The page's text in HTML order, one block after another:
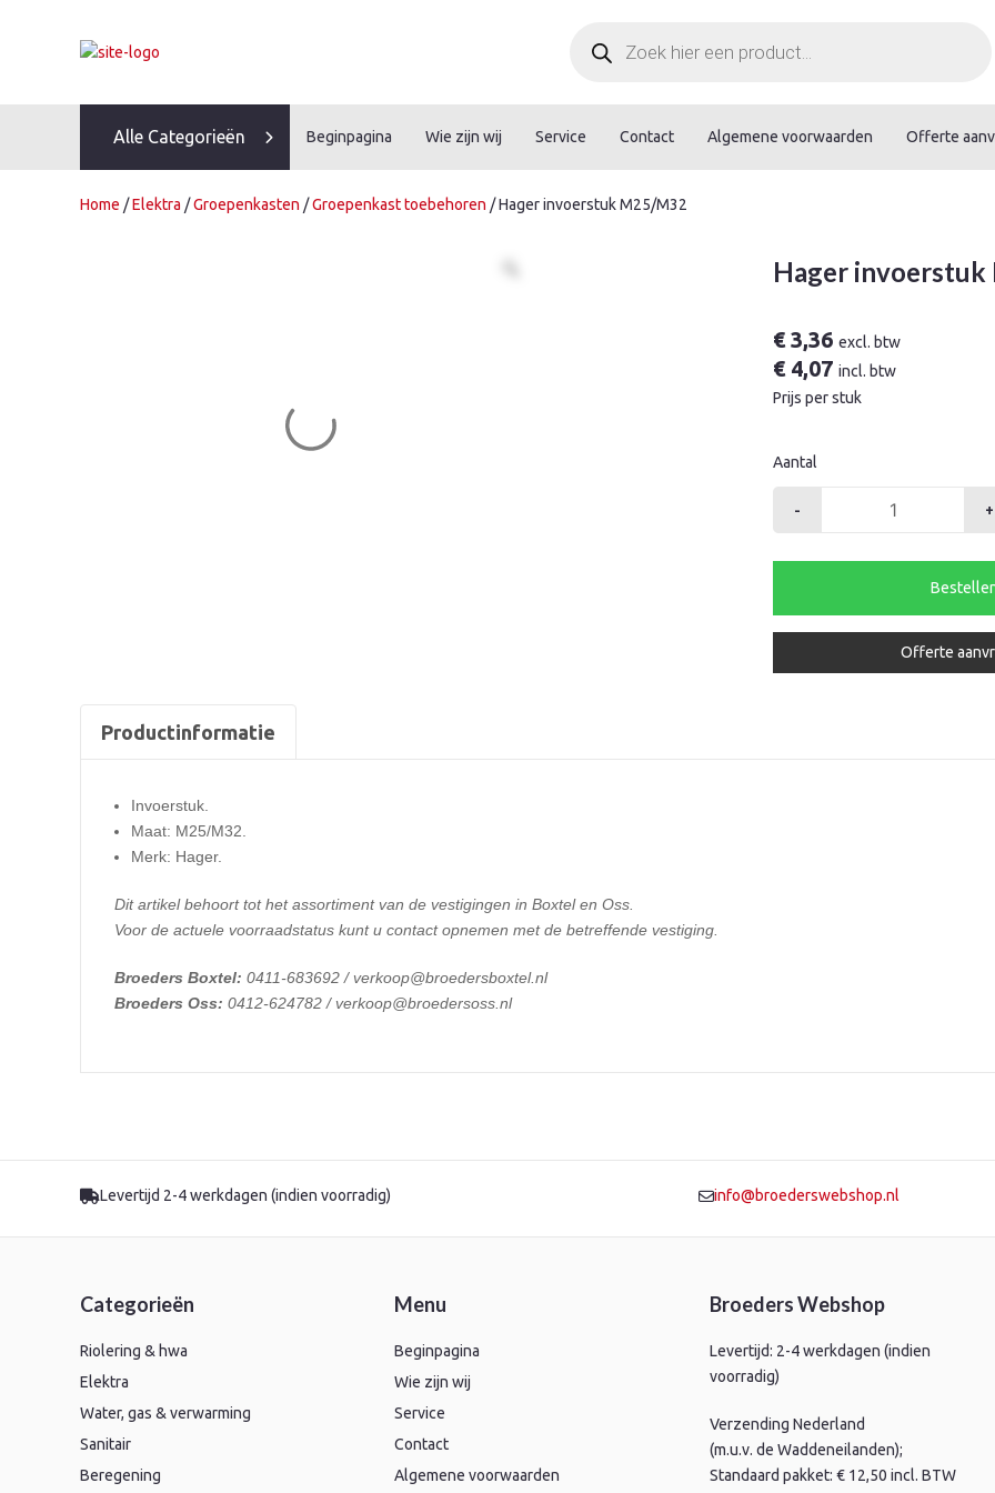
zoeken
Alle Categorieën Beginpagina Wie zijn wij Service Contact Algemene voorwaarden Offerte
Home /Elektra /Groepenkasten /Groepenkast toebehoren / Hager invoerstuk M25/M32
Hager
€3,36 excl. btw
€4,07 incl. btw
Prijs per stuk
Aantal
- +
Offerte
Productinformatie
Invoerstuk.
Maat: M25/M32.
Merk: Hager.
Dit artikel behoort tot het assortiment van de vestigingen in Boxtel en Oss.
Voor de actuele voorraadstatus kunt u contact opnemen met de betreffende vestiging.
Broeders Boxtel: 0411-683692 / verkoop@broedersboxtel.nl
Broeders Oss: 0412-624782 / verkoop@broedersoss.nl
Levertijd 2-4 werkdagen (indien voorradig) info@broederswebshop.nl
Categorieën
Riolering & hwa
Elektra
Water, gas & verwarming
Sanitair
Beregening
Menu
Beginpagina
Wie zijn wij
Service
Contact
Algemene voorwaarden
Broeders Webshop
Levertijd: 2-4 werkdagen (indien
voorradig)
Verzending Nederland
(m.u.v. de Waddeneilanden);
Standaard pakket: € 12,50 incl. BTW